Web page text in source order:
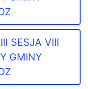
SESJA VIII
GMINY